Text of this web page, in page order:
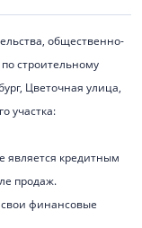
общественно-
строительному
Цветочная улица,
участка:
является кредитным
продаж.
финансовые